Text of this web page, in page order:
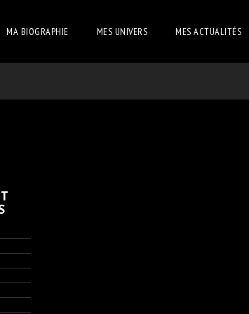
MA BIOGRAPHIE MES UNIVERS MES ACTUALITÉS